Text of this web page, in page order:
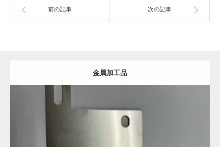
前の記事 次の記事
金属加工品